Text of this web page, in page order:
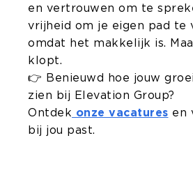
en vertrouwen om te
vrijheid om je eigen pad te
omdat het makkelijk is.
klopt.
👉 Benieuwd hoe jouw
zien bij Elevation Group?
Ontdek onze vacatures en
bij jou past.